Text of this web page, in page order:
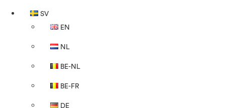
SV
EN
NL
BE-NL
BE-FR
DE